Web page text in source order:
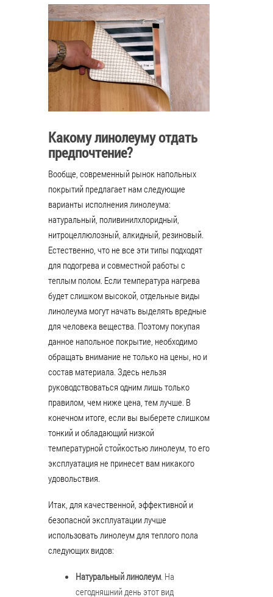
Какому линолеуму отдать
предпочтение?
Вообще, современный рынок напольных
покрытий предлагает нам следующие
варианты исполнения линолеума:
натуральный, поливинилхлоридный,
нитроцеллюлозный, алкидный, резиновый.
Естественно, что не все эти типы подходят
для подогрева и совместной работы с
теплым полом. Если температура нагрева
будет слишком высокой, отдельные виды
линолеума могут начать выделять вредные
для человека вещества. Поэтому покупая
данное напольное покрытие, необходимо
обращать внимание не только на цены, но и
состав материала. Здесь нельзя
руководствоваться одним лишь только
правилом, чем ниже цена, тем лучше. В
конечном итоге, если вы выберете слишком
тонкий и обладающий низкой
температурной стойкостью линолеум, то его
эксплуатация не принесет вам никакого
удовольствия.
Итак, для качественной, эффективной и
безопасной эксплуатации лучше
использовать линолеум для теплого пола
следующих видов:
Натуральный линолеум. На
сегодняшний день этот вид